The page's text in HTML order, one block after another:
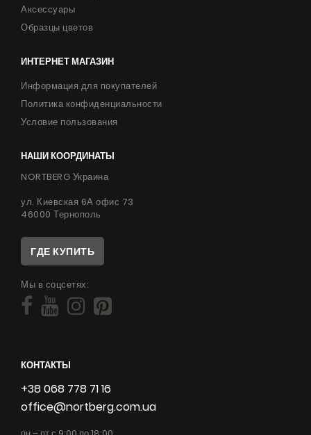
Аксессуары
Образцы цветов
ИНТЕРНЕТ МАГАЗИН
Информация для покупателей
Политика конфиденциальности
Условие пользования
НАШИ КООРДИНАТЫ
NORTBERG Украина
ул. Киевская 6А офис 73
46000 Тернополь
ГДЕ КУПИТЬ
Мы в соцсетях:
КОНТАКТЫ
+38 068 778 71 16
office@nortberg.com.ua